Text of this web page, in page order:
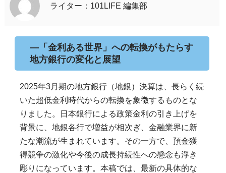
ライター：101LIFE 編集部
―「金利ある世界」への転換がもたらす
地方銀行の変化と展望
2025年3月期の地方銀行（地銀）決算は、長らく続
いた超低金利時代からの転換を象徴するものとな
りました。日本銀行による政策金利の引き上げを
背景に、地銀各行で増益が相次ぎ、金融業界に新
たな潮流が生まれています。その一方で、預金獲
得競争の激化や今後の成長持続性への懸念も浮き
彫りになっています。本稿では、最新の具体的な